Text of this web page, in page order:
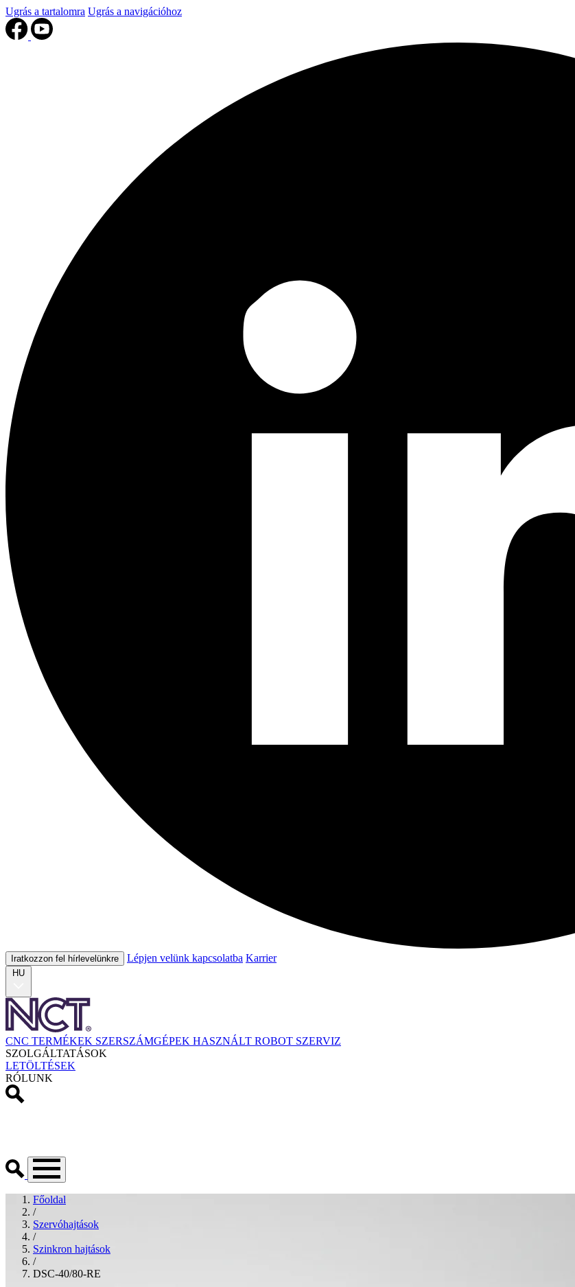
Ugrás a tartalomra Ugrás a navigációhoz
Iratkozzon fel hírlevelünkre Lépjen velünk kapcsolatba Karrier
HU
CNC TERMÉKEK SZERSZÁMGÉPEK HASZNÁLT ROBOT SZERVIZ
SZOLGÁLTATÁSOK
LETÖLTÉSEK
RÓLUNK
Főoldal
/
Szervóhajtások
/
Szinkron hajtások
/
DSC-40/80-RE